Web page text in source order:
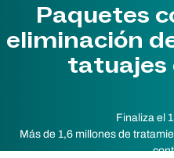
Paquetes
eliminación
tatuajes
Finaliza el
Más de 1,6 millones de